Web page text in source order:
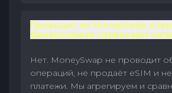
Проводит ли MoneySwap
финансовыми сервисами
Нет. MoneySwap не проводит
операций, не продаёт eSIM и
платежи. Мы агрегируем и